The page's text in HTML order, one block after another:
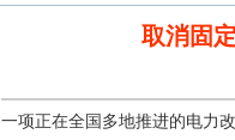
取消固
一项正在全国多地推进的电力